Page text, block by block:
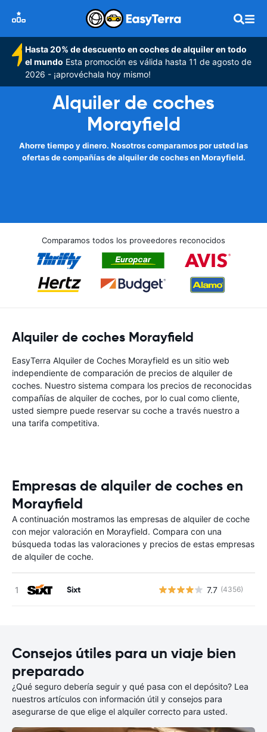
Hasta 20% de descuento en coches de alquiler en todo
el mundo Esta promoción es válida hasta 11 de agosto de
2026 - ¡aprovéchala hoy mismo!
Alquiler de coches
Morayfield
Ahorre tiempo y dinero. Nosotros comparamos por usted las
ofertas de compañías de alquiler de coches en Morayfield.
Comparamos todos los proveedores reconocidos
Alquiler de coches Morayfield
EasyTerra Alquiler de Coches Morayfield es un sitio web
independiente de comparación de precios de alquiler de
coches. Nuestro sistema compara los precios de reconocidas
compañías de alquiler de coches, por lo cual como cliente,
usted siempre puede reservar su coche a través nuestro a
una tarifa competitiva.
Empresas de alquiler de coches en
Morayfield
A continuación mostramos las empresas de alquiler de coche
con mejor valoración en Morayfield. Compara con una
búsqueda todas las valoraciones y precios de estas empresas
de alquiler de coche.
Sixt 7.7 (4356)
Consejos útiles para un viaje bien
preparado
¿Qué seguro debería seguir y qué pasa con el depósito? Lea
nuestros artículos con información útil y consejos para
asegurarse de que elige el alquiler correcto para usted.